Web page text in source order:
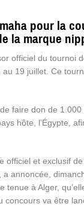
pour la
la marque
officiel du tournoi
19 juillet. Ce
faire don de
hôte, l’Égypte,
officiel et exclusif de
annoncée,
tenue à Alger,
concours va être